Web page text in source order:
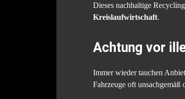
Dieses nachhaltige
Kreislaufwirtschaft.
Achtung vor
Immer wieder tauchen
Fahrzeuge oft